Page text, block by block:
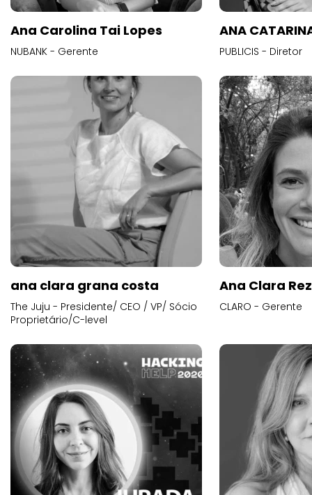
Ana Carolina Tai Lopes
NUBANK - Gerente
ANA
PUBLICIS - Diretor
ana clara grana costa
The Juju - Presidente/ CEO / VP/ Sócio
Proprietário/C-level
Ana Clara
CLARO - Gerente